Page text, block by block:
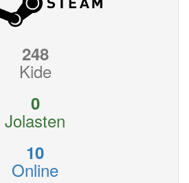
248
Kide
0
Jolasten
10
Online